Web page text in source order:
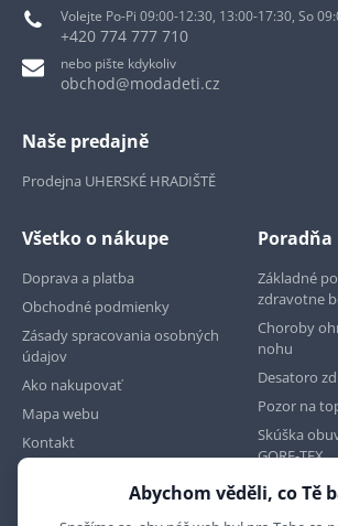
Volejte Po-Pi 09:00-12:30, 13:00-17:30, So
+420 774 777 710
nebo pište kdykoliv
obchod@modadeti.cz
Naše predajně
Prodejna UHERSKÉ HRADIŠTĚ
Všetko o nákupe
Doprava a platba
Obchodné podmienky
Zásady spracovania osobných
údajov
Ako nakupovať
Mapa webu
Kontakt
Poradňa
Základné
zdravotne
Choroby
nohu
Desatoro
Pozor na
Skúška
GORE-TEX
Abychom věděli, co Tě